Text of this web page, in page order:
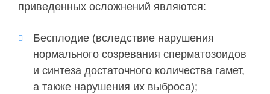
приведенных осложнений являются:
Бесплодие (вследствие нарушения
нормального созревания сперматозоидов
и синтеза достаточного количества гамет,
а также нарушения их выброса);